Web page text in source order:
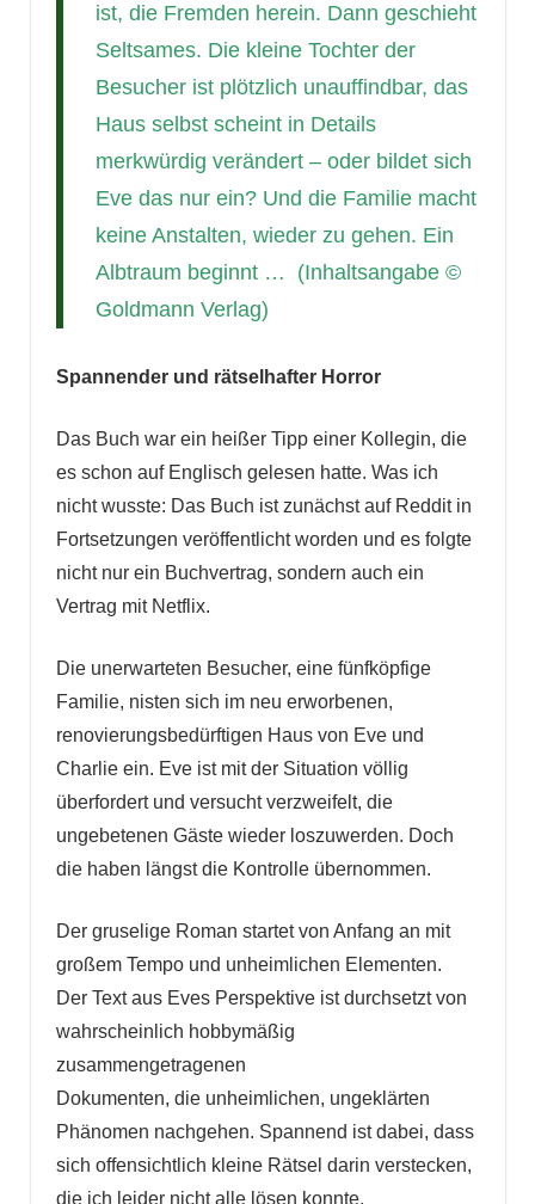
ist, die Fremden herein. Dann geschieht
Seltsames. Die kleine Tochter der
Besucher ist plötzlich unauffindbar, das
Haus selbst scheint in Details
merkwürdig verändert – oder bildet sich
Eve das nur ein? Und die Familie macht
keine Anstalten, wieder zu gehen. Ein
Albtraum beginnt … (Inhaltsangabe ©
Goldmann Verlag)
Spannender und rätselhafter Horror
Das Buch war ein heißer Tipp einer Kollegin, die
es schon auf Englisch gelesen hatte. Was ich
nicht wusste: Das Buch ist zunächst auf Reddit in
Fortsetzungen veröffentlicht worden und es folgte
nicht nur ein Buchvertrag, sondern auch ein
Vertrag mit Netflix.
Die unerwarteten Besucher, eine fünfköpfige
Familie, nisten sich im neu erworbenen,
renovierungsbedürftigen Haus von Eve und
Charlie ein. Eve ist mit der Situation völlig
überfordert und versucht verzweifelt, die
ungebetenen Gäste wieder loszuwerden. Doch
die haben längst die Kontrolle übernommen.
Der gruselige Roman startet von Anfang an mit
großem Tempo und unheimlichen Elementen.
Der Text aus Eves Perspektive ist durchsetzt von
wahrscheinlich hobbymäßig
zusammengetragenen
Dokumenten, die unheimlichen, ungeklärten
Phänomen nachgehen. Spannend ist dabei, dass
sich offensichtlich kleine Rätsel darin verstecken,
die ich leider nicht alle lösen konnte.